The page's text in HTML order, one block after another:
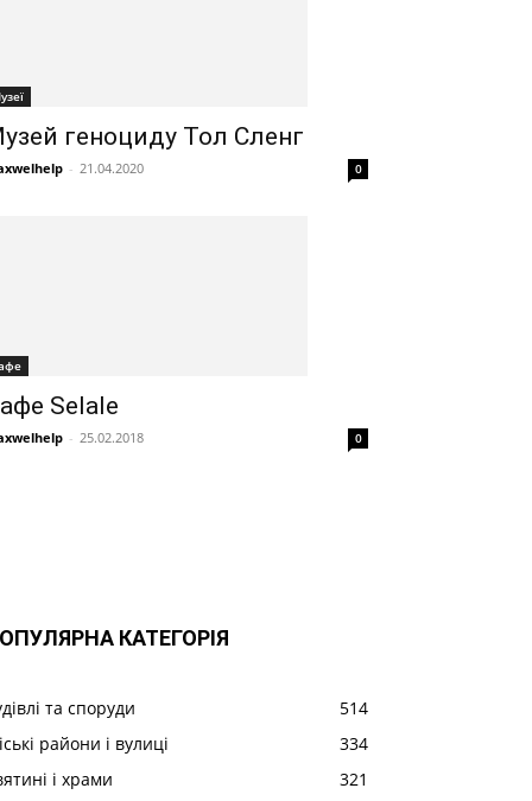
геноциду Тол Сленг
- 21.04.2020 0
Selale
- 25.02.2018 0
КАТЕГОРІЯ
та споруди
514
райони і вулиці
334
і храми
321